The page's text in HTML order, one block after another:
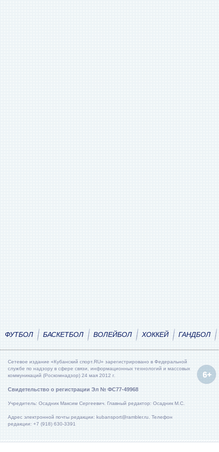
ФУТБОЛ БАСКЕТБОЛ ВОЛЕЙБОЛ ХОККЕЙ ГАНДБОЛ
Сетевое издание «Кубанский спорт.RU» зарегистрировано в Федеральной
службе по надзору в сфере связи, информационных технологий и массовых
коммуникаций (Роскомнадзор) 24 мая 2012 г.
Свидетельство о регистрации Эл № ФС77-49968
Учредитель: Осадник Максим Сергеевич. Главный редактор: Осадник М.С.
Адрес электронной почты редакции: kubansport@rambler.ru. Телефон
редакции: +7 (918) 630-3391